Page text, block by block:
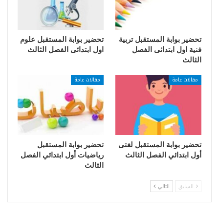
تحضير بوابة المستقبل تربية
فنية اول ابتدائى الفصل
الثالث
تحضير بوابة المستقبل علوم
اول ابتدائى الفصل الثالث
مقالات عامة
تحضير بوابة المستقبل لغتى
أول ابتدائي الفصل الثالث
مقالات عامة
تحضير بوابة المستقبل
رياضيات أول ابتدائي الفصل
الثالث
السابق التالي